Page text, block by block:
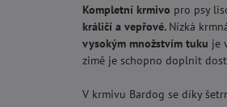
Kompletní krmivo pro psy
králičí a vepřové. Nízká
vysokým množstvím tuku je
zimě je schopno doplnit
V krmivu Bardog se díky